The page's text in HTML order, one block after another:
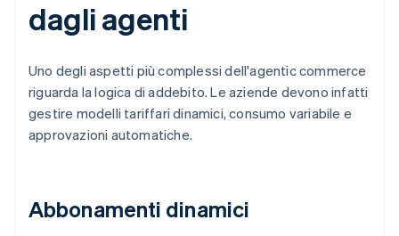
dagli agenti
Uno degli aspetti più complessi dell'agentic commerce
riguarda la logica di addebito. Le aziende devono infatti
gestire modelli tariffari dinamici, consumo variabile e
approvazioni automatiche.
Abbonamenti dinamici